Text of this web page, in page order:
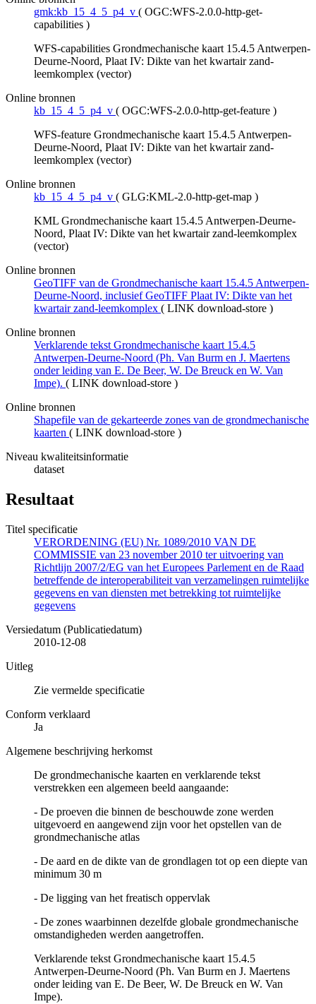
gmk:kb_15_4_5_p4_v ( OGC:WFS-2.0.0-http-get-
capabilities )
WFS-capabilities Grondmechanische kaart 15.4.5 Antwerpen-
Deurne-Noord, Plaat IV: Dikte van het kwartair zand-
leemkomplex (vector)
Online bronnen
kb_15_4_5_p4_v ( OGC:WFS-2.0.0-http-get-feature )
WFS-feature Grondmechanische kaart 15.4.5 Antwerpen-
Deurne-Noord, Plaat IV: Dikte van het kwartair zand-
leemkomplex (vector)
Online bronnen
kb_15_4_5_p4_v ( GLG:KML-2.0-http-get-map )
KML Grondmechanische kaart 15.4.5 Antwerpen-Deurne-
Noord, Plaat IV: Dikte van het kwartair zand-leemkomplex
(vector)
Online bronnen
GeoTIFF van de Grondmechanische kaart 15.4.5 Antwerpen-
Deurne-Noord, inclusief GeoTIFF Plaat IV: Dikte van het
kwartair zand-leemkomplex ( LINK download-store )
Online bronnen
Verklarende tekst Grondmechanische kaart 15.4.5
Antwerpen-Deurne-Noord (Ph. Van Burm en J. Maertens
onder leiding van E. De Beer, W. De Breuck en W. Van
Impe). ( LINK download-store )
Online bronnen
Shapefile van de gekarteerde zones van de grondmechanische
kaarten ( LINK download-store )
Niveau kwaliteitsinformatie
dataset
Resultaat
Titel specificatie
VERORDENING (EU) Nr. 1089/2010 VAN DE
COMMISSIE van 23 november 2010 ter uitvoering van
Richtlijn 2007/2/EG van het Europees Parlement en de Raad
betreffende de interoperabiliteit van verzamelingen ruimtelijke
gegevens en van diensten met betrekking tot ruimtelijke
gegevens
Versiedatum (Publicatiedatum)
2010-12-08
Uitleg
Zie vermelde specificatie
Conform verklaard
Ja
Algemene beschrijving herkomst
De grondmechanische kaarten en verklarende tekst
verstrekken een algemeen beeld aangaande:
- De proeven die binnen de beschouwde zone werden
uitgevoerd en aangewend zijn voor het opstellen van de
grondmechanische atlas
- De aard en de dikte van de grondlagen tot op een diepte van
minimum 30 m
- De ligging van het freatisch oppervlak
- De zones waarbinnen dezelfde globale grondmechanische
omstandigheden werden aangetroffen.
Verklarende tekst Grondmechanische kaart 15.4.5
Antwerpen-Deurne-Noord (Ph. Van Burm en J. Maertens
onder leiding van E. De Beer, W. De Breuck en W. Van
Impe).